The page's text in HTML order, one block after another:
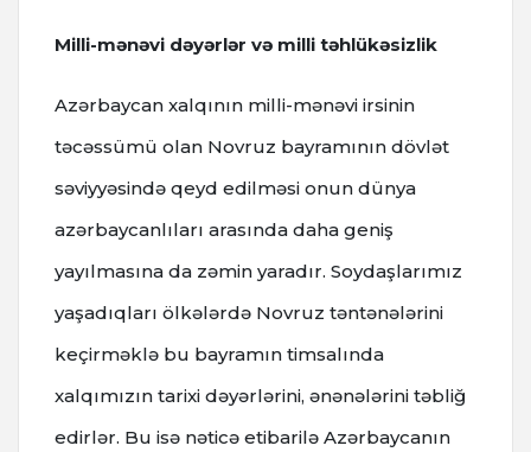
Milli-mənəvi dəyərlər və milli təhlükəsizlik
Azərbaycan xalqının milli-mənəvi irsinin
təcəssümü olan Novruz bayramının dövlət
səviyyəsində qeyd edilməsi onun dünya
azərbaycanlıları arasında daha geniş
yayılmasına da zəmin yaradır. Soydaşlarımız
yaşadıqları ölkələrdə Novruz təntənələrini
keçirməklə bu bayramın timsalında
xalqımızın tarixi dəyərlərini, ənənələrini təbliğ
edirlər. Bu isə nəticə etibarilə Azərbaycanın